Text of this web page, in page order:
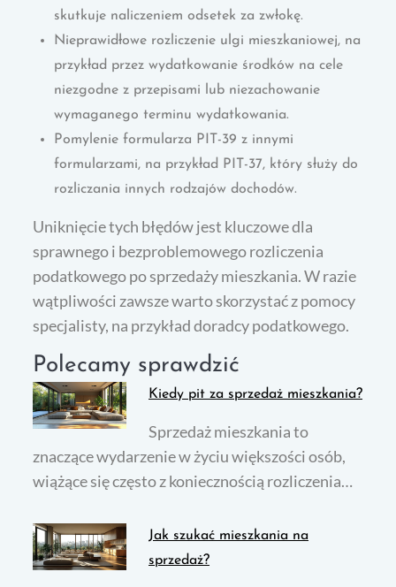
skutkuje naliczeniem odsetek za zwłokę.
Nieprawidłowe rozliczenie ulgi mieszkaniowej, na
przykład przez wydatkowanie środków na cele
niezgodne z przepisami lub niezachowanie
wymaganego terminu wydatkowania.
Pomylenie formularza PIT-39 z innymi
formularzami, na przykład PIT-37, który służy do
rozliczania innych rodzajów dochodów.
Uniknięcie tych błędów jest kluczowe dla
sprawnego i bezproblemowego rozliczenia
podatkowego po sprzedaży mieszkania. W razie
wątpliwości zawsze warto skorzystać z pomocy
specjalisty, na przykład doradcy podatkowego.
Polecamy sprawdzić
Kiedy pit za sprzedaż mieszkania?
Sprzedaż mieszkania to
znaczące wydarzenie w życiu większości osób,
wiążące się często z koniecznością rozliczenia…
Jak szukać mieszkania na
sprzedaż?